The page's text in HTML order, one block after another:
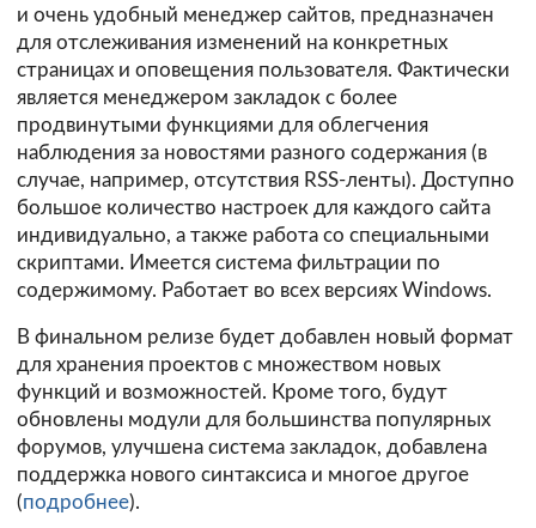
и очень удобный менеджер сайтов, предназначен
для отслеживания изменений на конкретных
страницах и оповещения пользователя. Фактически
является менеджером закладок с более
продвинутыми функциями для облегчения
наблюдения за новостями разного содержания (в
случае, например, отсутствия RSS-ленты). Доступно
большое количество настроек для каждого сайта
индивидуально, а также работа со специальными
скриптами. Имеется система фильтрации по
содержимому. Работает во всех версиях Windows.
В финальном релизе будет добавлен новый формат
для хранения проектов с множеством новых
функций и возможностей. Кроме того, будут
обновлены модули для большинства популярных
форумов, улучшена система закладок, добавлена
поддержка нового синтаксиса и многое другое
(подробнее).